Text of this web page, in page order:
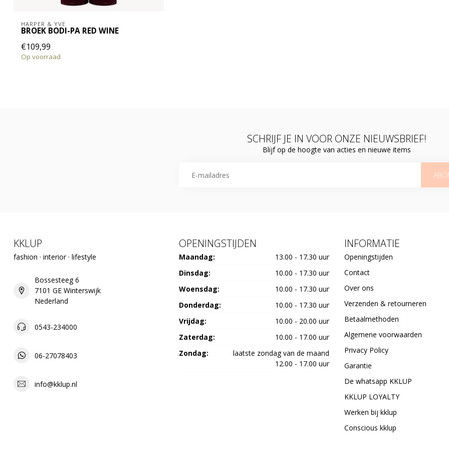
HARPER & YVE
BROEK BODI-PA RED WINE
€109,99
Op voorraad
SCHRIJF JE IN VOOR ONZE NIEUWSBRIEF!
Blijf op de hoogte van acties en nieuwe items
KKLUP
fashion · interior · lifestyle
Bossesteeg 6
7101 GE Winterswijk
Nederland
0543-234000
06-27078403
info@kklup.nl
OPENINGSTIJDEN
Maandag:
13.00 - 17.30 uur
Dinsdag:
10.00 - 17.30 uur
Woensdag:
10.00 - 17.30 uur
Donderdag:
10.00 - 17.30 uur
Vrijdag:
10.00 - 20.00 uur
Zaterdag:
10.00 - 17.00 uur
Zondag:
laatste zondag van de maand
12.00 - 17.00 uur
INFORMATIE
Openingstijden
Contact
Over ons
Verzenden & retourneren
Betaalmethoden
Algemene voorwaarden
Privacy Policy
Garantie
De whatsapp KKLUP
KKLUP LOYALTY
Werken bij kklup
Conscious kklup